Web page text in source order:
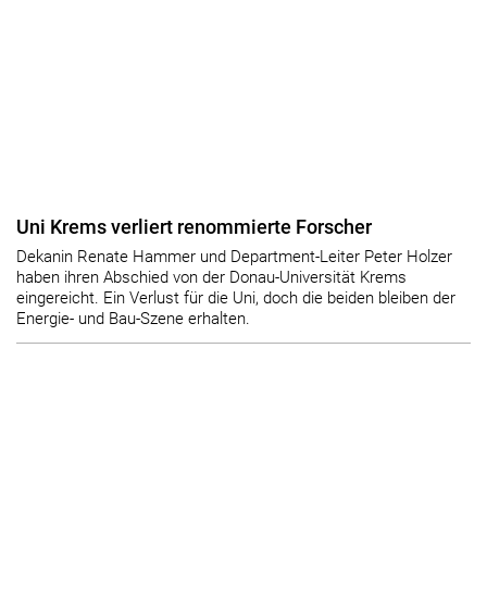
Uni Krems verliert renommierte Forscher
Dekanin Renate Hammer und Department-Leiter Peter Holzer
haben ihren Abschied von der Donau-Universität Krems
eingereicht. Ein Verlust für die Uni, doch die beiden bleiben der
Energie- und Bau-Szene erhalten.